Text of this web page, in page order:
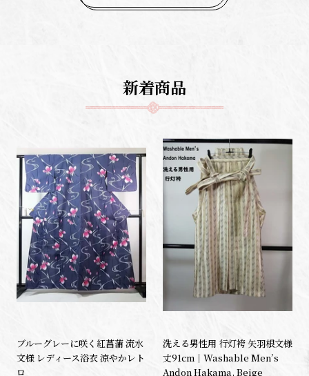
新着商品
ブルーグレーに咲く紅菖蒲 流水
文様 レディース浴衣 涼やかレト
ロ
洗える男性用 行灯袴 矢羽根文様
丈91cm｜Washable Men’s
Andon Hakama, Beige